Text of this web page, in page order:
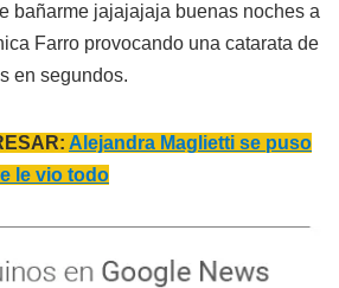
bañarme jajajajaja buenas noches a
Farro provocando una catarata de
en segundos.
Alejandra Maglietti se puso
le vio todo